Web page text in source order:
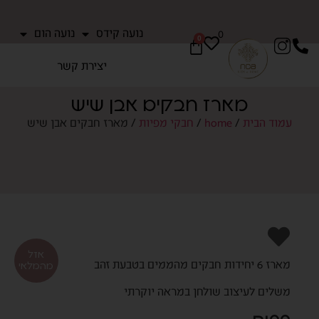
0
0 נועה קידס
נועה הום
יצירת קשר
מארז חבקים אבן שיש
עמוד הבית /
home
/ חבקי מפיות / מארז חבקים אבן שיש
מארז 6 יחידות חבקים מהממים בטבעת זהב
משלים לעיצוב שולחן במראה יוקרתי